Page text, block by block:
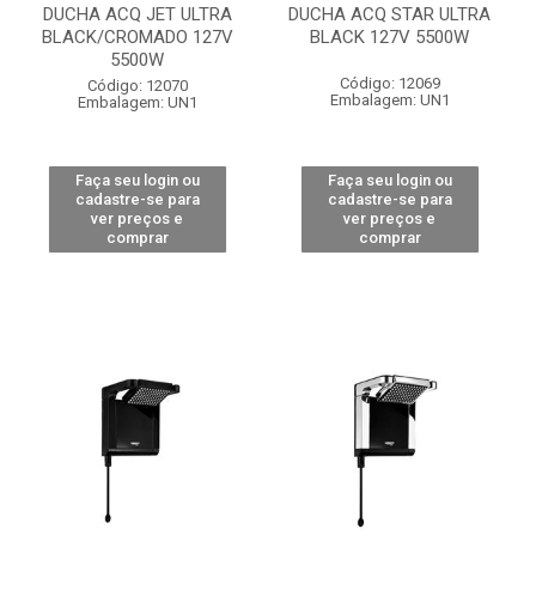
DUCHA ACQ JET ULTRA
BLACK/CROMADO 127V
5500W
Código: 12070
Embalagem: UN1
Faça seu login ou
cadastre-se para
ver preços e
comprar
DUCHA ACQ STAR ULTRA
BLACK 127V 5500W
Código: 12069
Embalagem: UN1
Faça seu login ou
cadastre-se para
ver preços e
comprar